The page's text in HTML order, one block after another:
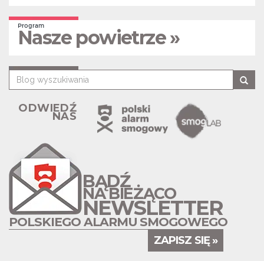
Program
Nasze powietrze »
ODWIEDŹ
NAS
BĄDŹ
NA BIEŻĄCO
NEWSLETTER
POLSKIEGO ALARMU SMOGOWEGO
ZAPISZ SIĘ »